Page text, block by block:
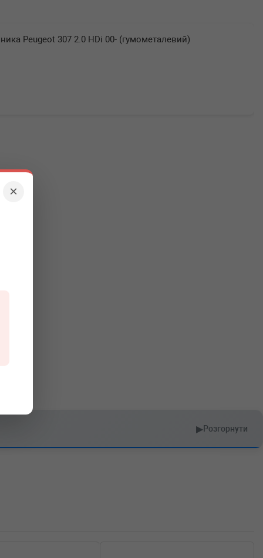
×
Peugeot 307 2.0 HDi 00- (гумометалевий)
▶Розгорнути